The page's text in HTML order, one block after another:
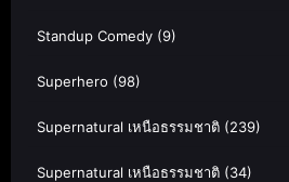
Standup Comedy (9)
Superhero (98)
Supernatural เหนือธรรมชาติ (239)
Supernatural เหนือธรรมชาติ (34)